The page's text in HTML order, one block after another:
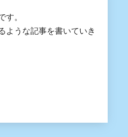
す。
記事を書いていき